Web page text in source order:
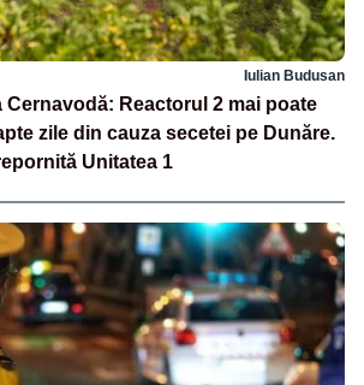
Iulian Budusan
Cernavodă: Reactorul 2 mai poate
zile din cauza secetei pe Dunăre.
Unitatea 1